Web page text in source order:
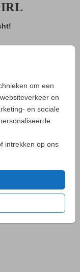
om een
en
en sociale
intrekken op ons
hebt.
Laat de
met een mooi
de tekst